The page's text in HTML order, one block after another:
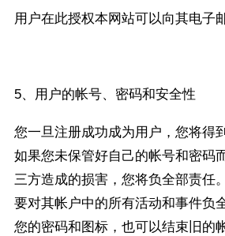
用户在此授权本网站可以向其电子
5、用户的帐号、密码和安全性
您一旦注册成功成为用户，您将得
如果您未保管好自己的帐号和密码
三方造成的损害，您将负全部责任
要对其帐户中的所有活动和事件负
您的密码和图标，也可以结束旧的